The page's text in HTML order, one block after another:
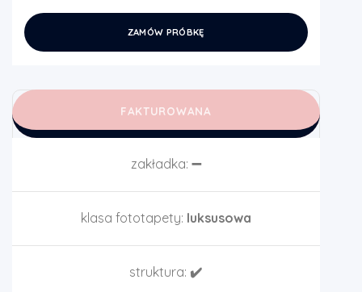
ZAMÓW PRÓBKĘ
FAKTUROWANA
zakładka: ➖
klasa fototapety: luksusowa
struktura: ✔️